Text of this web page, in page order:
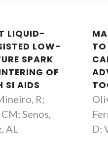
LIQUID-
LOW-
SPARK
OF
SI AIDS
R;
Senos,
AL
D;